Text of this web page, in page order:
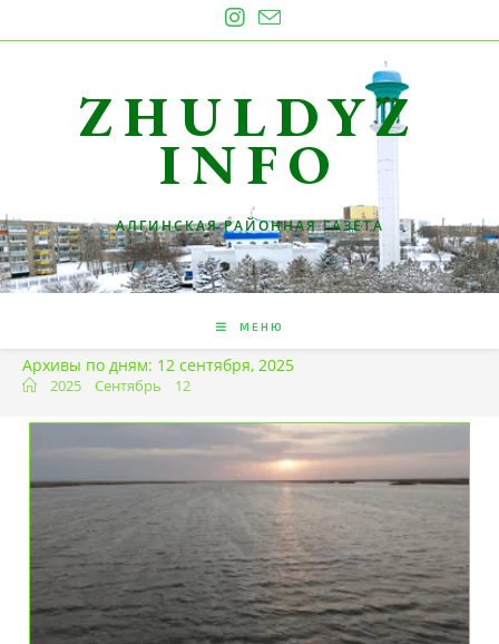
к
ZHULDYZ
INFO
АЛГИНСКАЯ РАЙОННАЯ ГАЗЕТА
МЕНЮ
Архивы по дням: 12 сентября, 2025
2025 Сентябрь 12